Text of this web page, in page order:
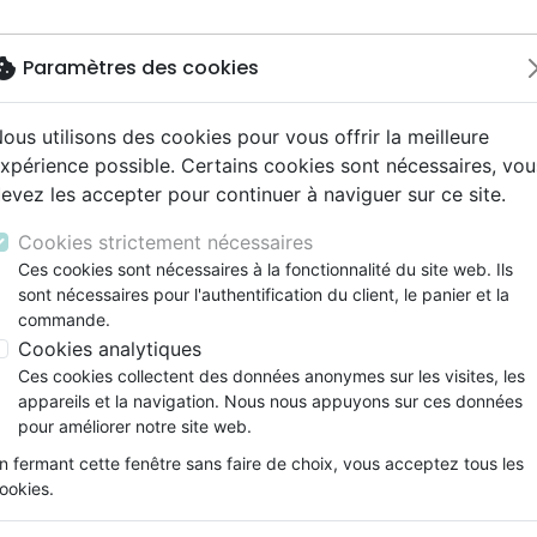
NouveautésBibles
Testaments
Etude biblique
Segond 21
Segond
NEG
Livres
Bandes dessinées
Famille, couple
Souffrance, Relation d'aide
Santé
eBooks
Couple
Découverte de la foi
Méditations
Souffrance, Relation d'aide
Psychologie
Jeunesse
ans
Adolescents, jeunes
Bibles jeunesse
Latino, Folk
Soul
Rap, Hip-hop
Instrumental
Louange, Adoration
Hardrock, Métal
animés
conférences
Films, fiction
Documentaires, reportages
Jeux
Accessoires de Bible
Papeterie
Ajoute tes couleurs à Noël
Référence
Description Détails du produit
à tes crayons !
Pour un Noël personnalisé, ajoute tes
Paramètres des cookies
utilisons des cookies pour vous offrir la meilleure
possible. Certains cookies sont nécessaires,
les accepter pour continuer à naviguer sur ce site.
Cookies strictement nécessaires
Ces cookies sont nécessaires à la fonctionnalité du site web. Ils
sont nécessaires pour l'authentification du client, le panier et la
commande.
Cookies analytiques
Ces cookies collectent des données anonymes sur les visites, les
appareils et la navigation. Nous nous appuyons sur ces données
pour améliorer notre site web.
fermant cette fenêtre sans faire de choix, vous acceptez tous les